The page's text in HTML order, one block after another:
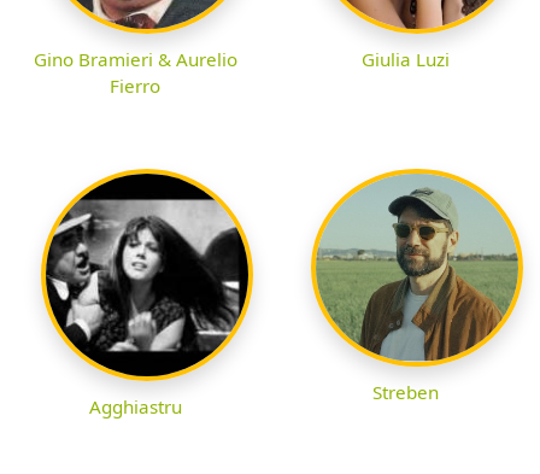
Gino Bramieri & Aurelio
Fierro
Giulia Luzi
Agghiastru
Streben